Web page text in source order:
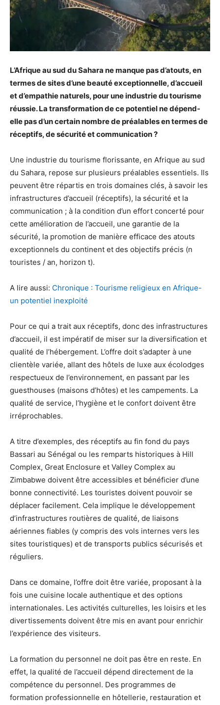
L’Afrique au sud du Sahara ne manque pas d’atouts, en
termes de sites d’une beauté exceptionnelle, d’accueil
et d’empathie naturels, pour une industrie du tourisme
réussie. La transformation de ce potentiel ne dépend-
elle pas d’un certain nombre de préalables en termes de
réceptifs, de sécurité et communication ?
Une industrie du tourisme florissante, en Afrique au sud
du Sahara, repose sur plusieurs préalables essentiels. Ils
peuvent être répartis en trois domaines clés, à savoir les
infrastructures d’accueil (réceptifs), la sécurité et la
communication ; à la condition d’un effort concerté pour
cette amélioration de l’accueil, une garantie de la
sécurité, la promotion de manière efficace des atouts
exceptionnels du continent et des objectifs précis (n
touristes / an, horizon t).
A lire aussi: Chronique : Tourisme religieux en Afrique-
un potentiel inexploité
Pour ce qui a trait aux réceptifs, donc des infrastructures
d’accueil, il est impératif de miser sur la diversification et
qualité de l’hébergement. L’offre doit s’adapter à une
clientèle variée, allant des hôtels de luxe aux écolodges
respectueux de l’environnement, en passant par les
guesthouses (maisons d’hôtes) et les campements. La
qualité de service, l’hygiène et le confort doivent être
irréprochables.
A titre d’exemples, des réceptifs au fin fond du pays
Bassari au Sénégal ou les remparts historiques à Hill
Complex, Great Enclosure et Valley Complex au
Zimbabwe doivent être accessibles et bénéficier d’une
bonne connectivité. Les touristes doivent pouvoir se
déplacer facilement. Cela implique le développement
d’infrastructures routières de qualité, de liaisons
aériennes fiables (y compris des vols internes vers les
sites touristiques) et de transports publics sécurisés et
réguliers.
Dans ce domaine, l’offre doit être variée, proposant à la
fois une cuisine locale authentique et des options
internationales. Les activités culturelles, les loisirs et les
divertissements doivent être mis en avant pour enrichir
l’expérience des visiteurs.
La formation du personnel ne doit pas être en reste. En
effet, la qualité de l’accueil dépend directement de la
compétence du personnel. Des programmes de
formation professionnelle en hôtellerie, restauration et